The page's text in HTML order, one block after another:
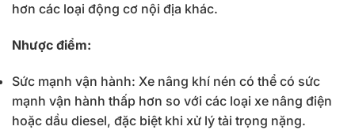
hơn các loại động cơ nội địa khác.
Nhược điểm:
Sức mạnh vận hành: Xe nâng khí nén có thể có sức
mạnh vận hành thấp hơn so với các loại xe nâng điện
hoặc dầu diesel, đặc biệt khi xử lý tải trọng nặng.